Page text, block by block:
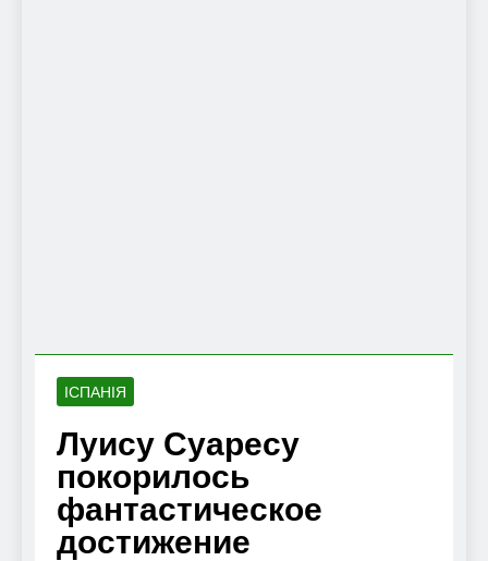
ІСПАНІЯ
Луису Суаресу
покорилось
фантастическое
достижение